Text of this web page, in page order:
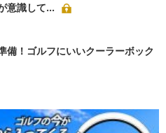
意識して...
備！ゴルフにいいクーラーボック